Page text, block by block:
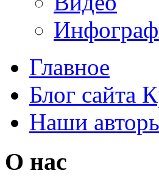
Главное
Блог сайта
Наши
О нас